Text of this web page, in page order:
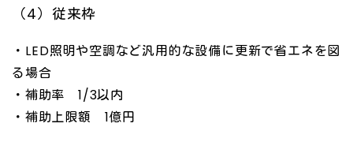
（4）従来枠
・LED照明や空調など汎用的な設備に更新で省エネを図
る場合
・補助率 1/3以内
・補助上限額 1億円